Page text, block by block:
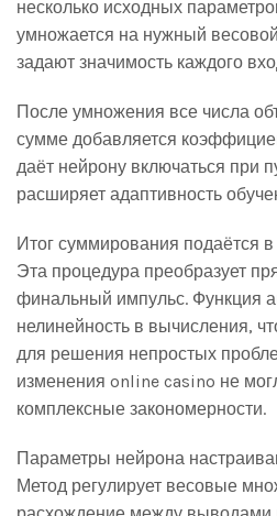
несколько исходных
умножается на нужный
задают значимость каждого
После умножения все числа
сумме добавляется
даёт нейрону включаться при
расширяет адаптивность
Итог суммирования подаётся
Эта процедура преобразует
финальный импульс. Функция
нелинейность в вычисления,
для решения непростых
изменения online casino не
комплексные закономерности.
Параметры нейрона
Метод регулирует весовые